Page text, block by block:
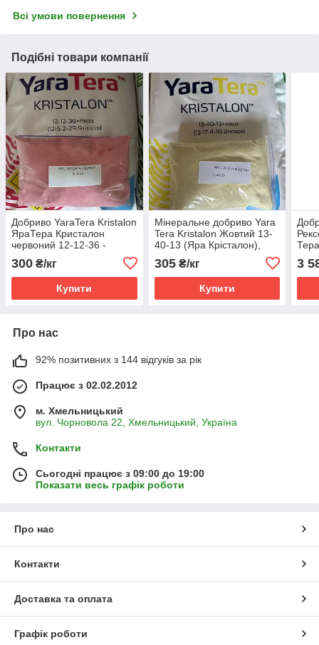
Всі умови повернення
Подібні товари компанії
Добриво YaraTera Kristalon
ЯраТера Кристалон
червоний 12-12-36 -
300 ₴/кг
Купити
Мінеральне добриво Yara
Tera Kristalon Жовтий 13-
40-13 (Яра Крісталон),
305₴/кг
Купити
3
Про нас
92% позитивних з 144 відгуків за рік
Працює з 02.02.2012
м. Хмельницький
вул. Чорновола 22, Хмельницький, Україна
Контакти
Сьогодні працює з 09:00 до 19:00
Показати весь графік роботи
Про нас
Контакти
Доставка та оплата
Графік роботи